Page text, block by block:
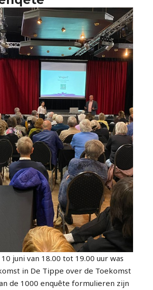
juni van 18.00 tot 19.00 uur was
in De Tippe over de Toekomst
de 1000 enquête formulieren zijn